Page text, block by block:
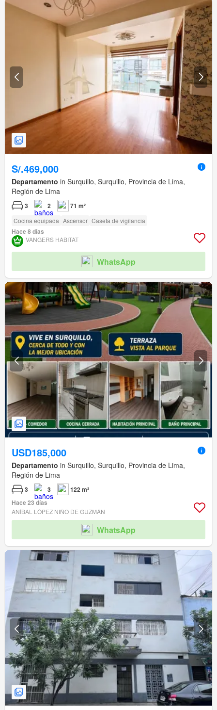
S/.469,000
Departamento in Surquillo, Surquillo, Provincia de Lima,
Región de Lima
3 2 71 m²
Cocina equipada Ascensor Caseta de vigilancia
Hace 8 días
VANGERS HABITAT
WhatsApp
USD185,000
Departamento in Surquillo, Surquillo, Provincia de Lima,
Región de Lima
3 3
122 m²
Hace 23 días
ANÍBAL LÓPEZ NIÑO DE GUZMÁN
WhatsApp